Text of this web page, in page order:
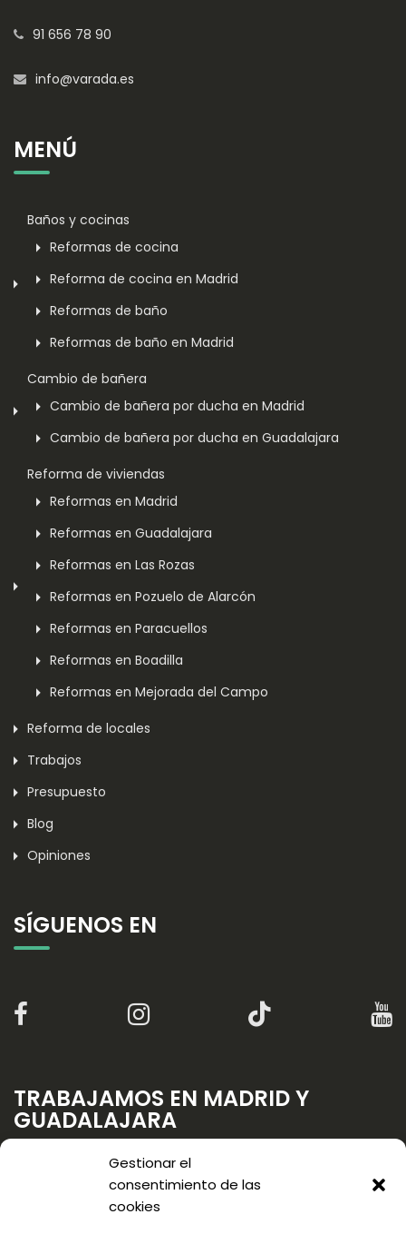
Gestionar el
consentimiento de las
cookies
91 656 78 90
info@varada.es
MENÚ
Baños y cocinas
Reformas de cocina
Reforma de cocina en Madrid
Reformas de baño
Reformas de baño en Madrid
Cambio de bañera
Cambio de bañera por ducha en Madrid
Cambio de bañera por ducha en Guadalajara
Reforma de viviendas
Reformas en Madrid
Reformas en Guadalajara
Reformas en Las Rozas
Reformas en Pozuelo de Alarcón
Reformas en Paracuellos
Reformas en Boadilla
Reformas en Mejorada del Campo
Reforma de locales
Trabajos
Presupuesto
Blog
Opiniones
SÍGUENOS EN
TRABAJAMOS EN MADRID Y
GUADALAJARA